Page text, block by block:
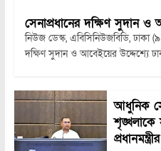
সেনাপ্রধানের দক্ষিণ
নিউজ ডেস্ক, এবিসিনিউজবিডি,
দক্ষিণ সুদান ও আবেইয়ের উদ্দেশ্যে
আধুনিক
শৃঙ্খলাকে
প্রধানমন্ত্রীর